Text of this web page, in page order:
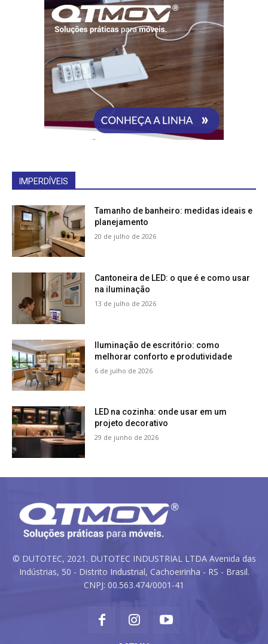
IMPERDÍVEIS
Tamanho de banheiro: medidas ideais e
planejamento
20 de julho de 2026
Cantoneira de LED: o que é e como usar
na iluminação
13 de julho de 2026
Iluminação de escritório: como
melhorar conforto e produtividade
6 de julho de 2026
LED na cozinha: onde usar em um
projeto decorativo
29 de junho de 2026
© DUTOTEC, 2021. DUTOTEC INDUSTRIAL LTDA Avenida das
Indústrias, 50 - Distrito Industrial, Cachoeirinha - RS - Brasil.
CNPJ: 00.563.474/0001-41